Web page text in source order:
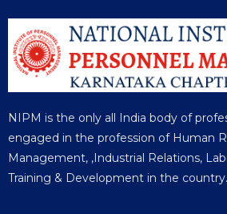
NIPM is the only all India body of
engaged in the profession of Human
Management, ,Industrial Relations,
Training & Development in the country.